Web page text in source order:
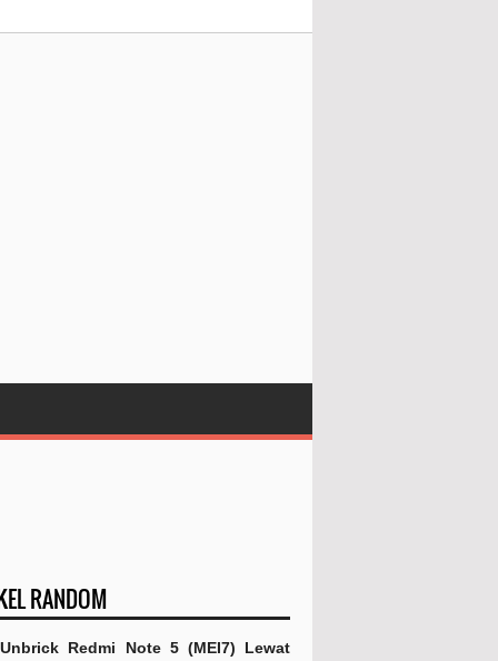
RANDOM
Redmi Note 5 (MEI7) Lewat